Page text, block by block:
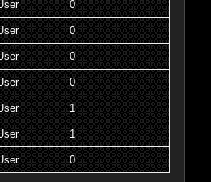
0
0
0
0
1
1
0